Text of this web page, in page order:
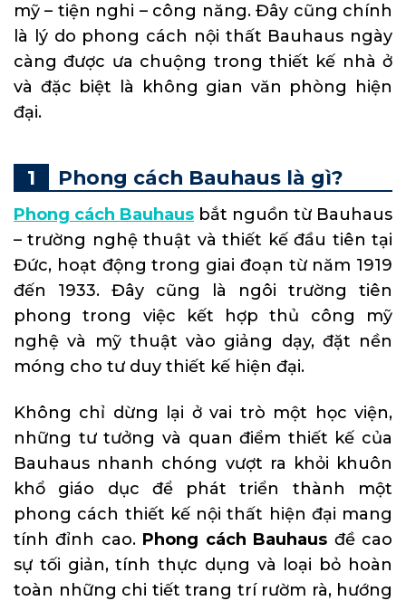
mỹ – tiện nghi – công năng. Đây cũng chính
là lý do phong cách nội thất Bauhaus ngày
càng được ưa chuộng trong thiết kế nhà ở
và đặc biệt là không gian văn phòng hiện
đại.
Phong cách Bauhaus là gì?
Phong cách Bauhaus bắt nguồn từ Bauhaus
– trường nghệ thuật và thiết kế đầu tiên tại
Đức, hoạt động trong giai đoạn từ năm 1919
đến 1933. Đây cũng là ngôi trường tiên
phong trong việc kết hợp thủ công mỹ
nghệ và mỹ thuật vào giảng dạy, đặt nền
móng cho tư duy thiết kế hiện đại.
Không chỉ dừng lại ở vai trò một học viện,
những tư tưởng và quan điểm thiết kế của
Bauhaus nhanh chóng vượt ra khỏi khuôn
khổ giáo dục để phát triển thành một
phong cách thiết kế nội thất hiện đại mang
tính đỉnh cao. Phong cách Bauhaus đề cao
sự tối giản, tính thực dụng và loại bỏ hoàn
toàn những chi tiết trang trí rườm rà, hướng